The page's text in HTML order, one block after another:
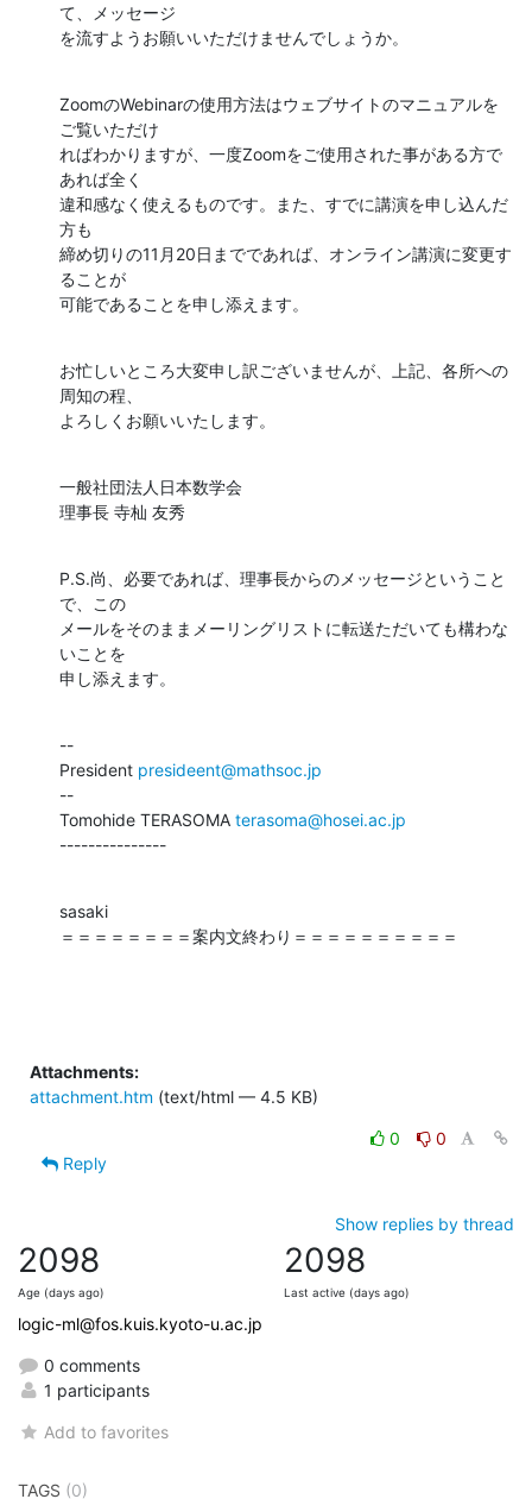
て、メッセージ
を流すようお願いいただけませんでしょうか。
ZoomのWebinarの使用方法はウェブサイトのマニュアルを
ご覧いただけ
ればわかりますが、一度Zoomをご使用された事がある方で
あれば全く
違和感なく使えるものです。また、すでに講演を申し込んだ
方も
締め切りの11月20日までであれば、オンライン講演に変更す
ることが
可能であることを申し添えます。
お忙しいところ大変申し訳ございませんが、上記、各所への
周知の程、
よろしくお願いいたします。
一般社団法人日本数学会
理事長 寺杣 友秀
P.S.尚、必要であれば、理事長からのメッセージということ
で、この
メールをそのままメーリングリストに転送ただいても構わな
いことを
申し添えます。
--
President presideent@mathsoc.jp
--
Tomohide TERASOMA terasoma@hosei.ac.jp
---------------
sasaki
＝＝＝＝＝＝＝＝案内文終わり＝＝＝＝＝＝＝＝＝＝
Attachments:
attachment.htm (text/html — 4.5 KB)
0
0
Reply
Show replies by thread
2098
Age (days ago)
2098
Last active (days ago)
logic-ml@fos.kuis.kyoto-u.ac.jp
0 comments
1 participants
Add to favorites
TAGS (0)